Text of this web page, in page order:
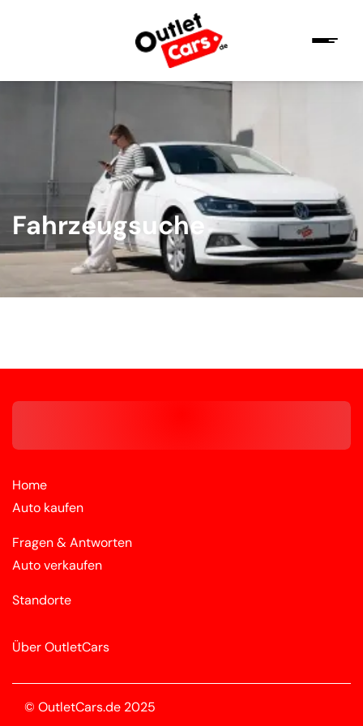
Fahrzeugsuche
Home
Auto kaufen
Fragen & Antworten
Auto verkaufen
Standorte
Über OutletCars
© OutletCars.de 2025